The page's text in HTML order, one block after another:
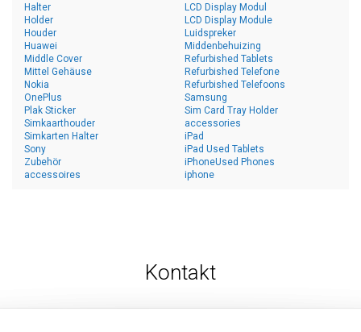
Halter
Holder
Houder
Huawei
LCD Display Modul
LCD Display Module
Luidspreker
Middenbehuizing
Middle Cover
Mittel Gehäuse
Nokia
OnePlus
Plak Sticker
Refurbished Tablets
Refurbished Telefone
Refurbished Telefoons
Samsung
Sim Card Tray Holder
Simkaarthouder
Simkarten Halter
Sony
Zubehör
accessoires
accessories
iPad
iPad Used Tablets
iPhoneUsed Phones
iphone
Kontakt